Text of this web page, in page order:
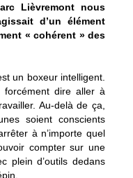
Lièvremont nous
d’un élément
« cohérent » des
un boxeur intelligent.
forcément dire aller à
Au-delà de ça,
soient conscients
à n’importe quel
compter sur une
plein d’outils dedans